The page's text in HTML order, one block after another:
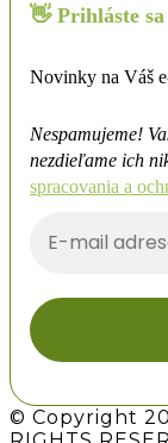
👋 Prihláste
Novinky na Váš
Nespamujeme!
nezdieľame ich
spracovania a
© Copyright